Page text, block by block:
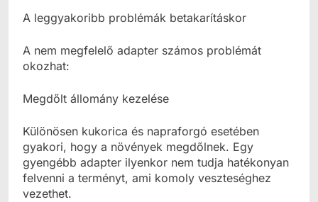
A leggyakoribb problémák betakarításkor
A nem megfelelő adapter számos problémát
okozhat:
Megdőlt állomány kezelése
Különösen kukorica és napraforgó esetében
gyakori, hogy a növények megdőlnek. Egy
gyengébb adapter ilyenkor nem tudja hatékonyan
felvenni a terményt, ami komoly veszteséghez
vezethet.